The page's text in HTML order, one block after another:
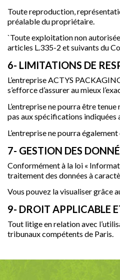
Toute reproduction,
préalable du propriétaire.
`Toute exploitation non
articles L.335-2 et suivants du
6- LIMITATIONS DE
L’entreprise ACTYS
s’efforce d’assurer au mieux
L’entreprise ne pourra être
pas aux spécifications indiquées
L’entreprise ne pourra
7- GESTION DES
Conformément à la loi «
traitement des données à
Vous pouvez la visualiser grâce
9- DROIT APPLICABLE
Tout litige en relation avec
tribunaux compétents de Paris.